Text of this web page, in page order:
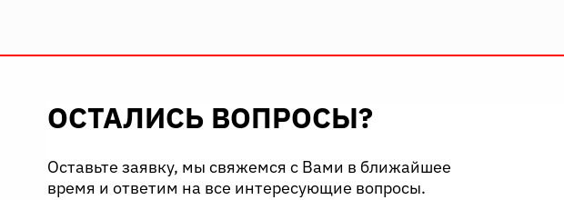
ОСТАЛИСЬ ВОПРОСЫ?
Оставьте заявку, мы свяжемся с Вами в ближайшее
время и ответим на все интересующие вопросы.